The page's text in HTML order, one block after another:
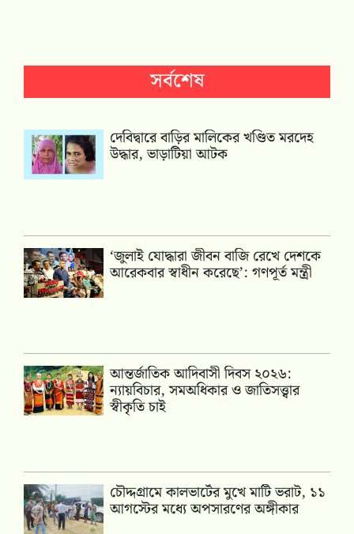
সর্বশেষ
দেবিদ্বারে বাড়ির মালিকের খণ্ডিত মরদেহ
উদ্ধার, ভাড়াটিয়া আটক
‘জুলাই যোদ্ধারা জীবন বাজি রেখে দেশকে
আরেকবার স্বাধীন করেছে’: গণপূর্ত মন্ত্রী
আন্তর্জাতিক আদিবাসী দিবস ২০২৬:
ন্যায়বিচার, সমঅধিকার ও জাতিসত্ত্বার
স্বীকৃতি চাই
চৌদ্দগ্রামে কালভার্টের মুখে মাটি ভরাট, ১১
আগস্টের মধ্যে অপসারণের অঙ্গীকার